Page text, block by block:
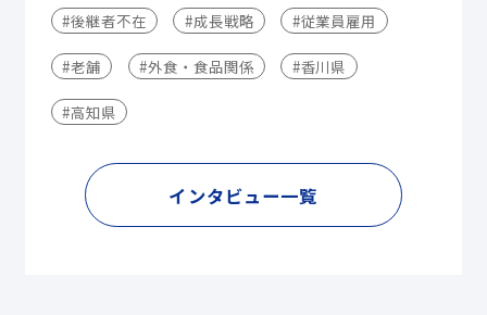
#後継者不在 #成長戦略 #従業員雇用
#老舗 #外食・食品関係 #香川県
#高知県
インタビュー一覧